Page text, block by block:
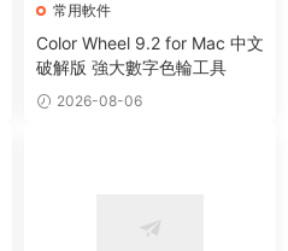
常用軟件
Color Wheel 9.2 for Mac 中文
破解版 強大數字色輪工具
2026-08-06